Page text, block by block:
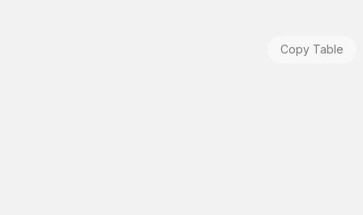
Copy Table